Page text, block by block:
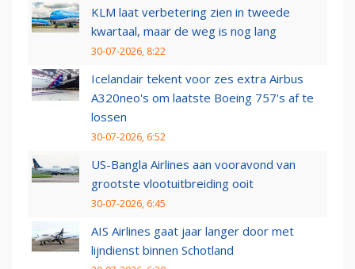
KLM laat verbetering zien in tweede
kwartaal, maar de weg is nog lang
30-07-2026, 8:22
Icelandair tekent voor zes extra Airbus
A320neo's om laatste Boeing 757's af te
lossen
30-07-2026, 6:52
US-Bangla Airlines aan vooravond van
grootste vlootuitbreiding ooit
30-07-2026, 6:45
AIS Airlines gaat jaar langer door met
lijndienst binnen Schotland